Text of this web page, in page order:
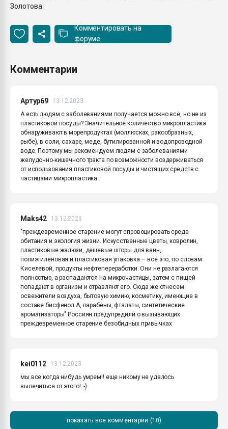
Золотова.
Комментировать на
форуме
Комментарии
Артур69
13.12.2023
А есть людям с заболеваниями получается можно всё, но не из
пластиковой посуды? Значительное количество микропластика
обнаруживают в морепродуктах (моллюсках, ракообразных,
рыбе), в соли, сахаре, меде, бутилированной и водопроводной
воде. Поэтому мы рекомендуем людям с заболеваниями
желудочно-кишечного тракта по возможности воздерживаться
от использования пластиковой посуды и чистящих средств с
частицами микропластика.
Maks42
13.12.2023
"преждевременное старение могут спровоцировать среда
обитания и экология жизни. Искусственные цветы, ковролин,
пластиковые жалюзи, дешевые шторы для ванн,
полиэтиленовая и пластиковая упаковка — все это, по словам
Киселевой, продукты нефтепереработки. Они не разлагаются
полностью, а распадаются на микрочастицы, затем с пищей
попадают в организм и отравляют его. Сюда же отнесем
освежители воздуха, бытовую химию, косметику, имеющие в
составе бисфенол А, парабены, фталаты, синтетические
ароматизаторы" Россиян предупредили о вызывающих
преждевременное старение безобидных привычках
kei0112
13.12.2023
мы все когда нибудь умрем!! еще никому не удалось
вылечиться от этого! :-)
показать все комментарии (10)